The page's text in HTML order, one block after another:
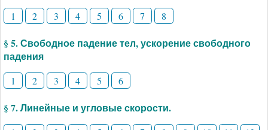
1 2 3 4 5 6 7 8
§ 5. Свободное падение тел, ускорение свободного
падения
1 2 3 4 5 6
§ 7. Линейные и угловые скорости.